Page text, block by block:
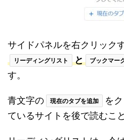
サイドパネルを右クリックす
リーディングリスト と ブックマー
す。
青文字の 現在のタブを追加
を
ているサイトを後で読むこ